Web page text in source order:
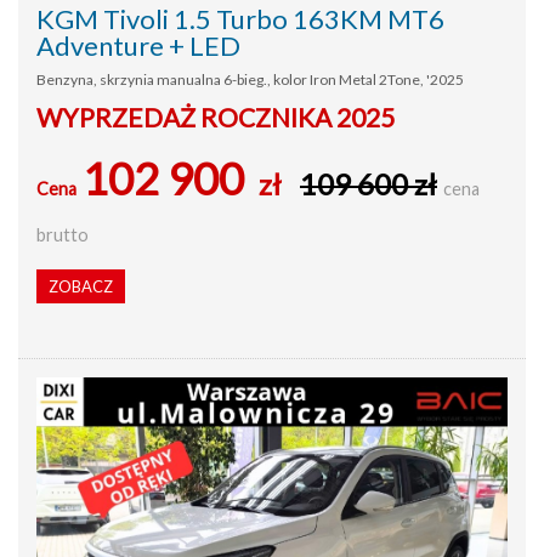
KGM Tivoli 1.5 Turbo 163KM MT6
Adventure + LED
Benzyna, skrzynia manualna 6-bieg., kolor Iron Metal 2Tone, '2025
WYPRZEDAŻ ROCZNIKA 2025
Cena 102 900 zł 109 600 zł cena
brutto
ZOBACZ